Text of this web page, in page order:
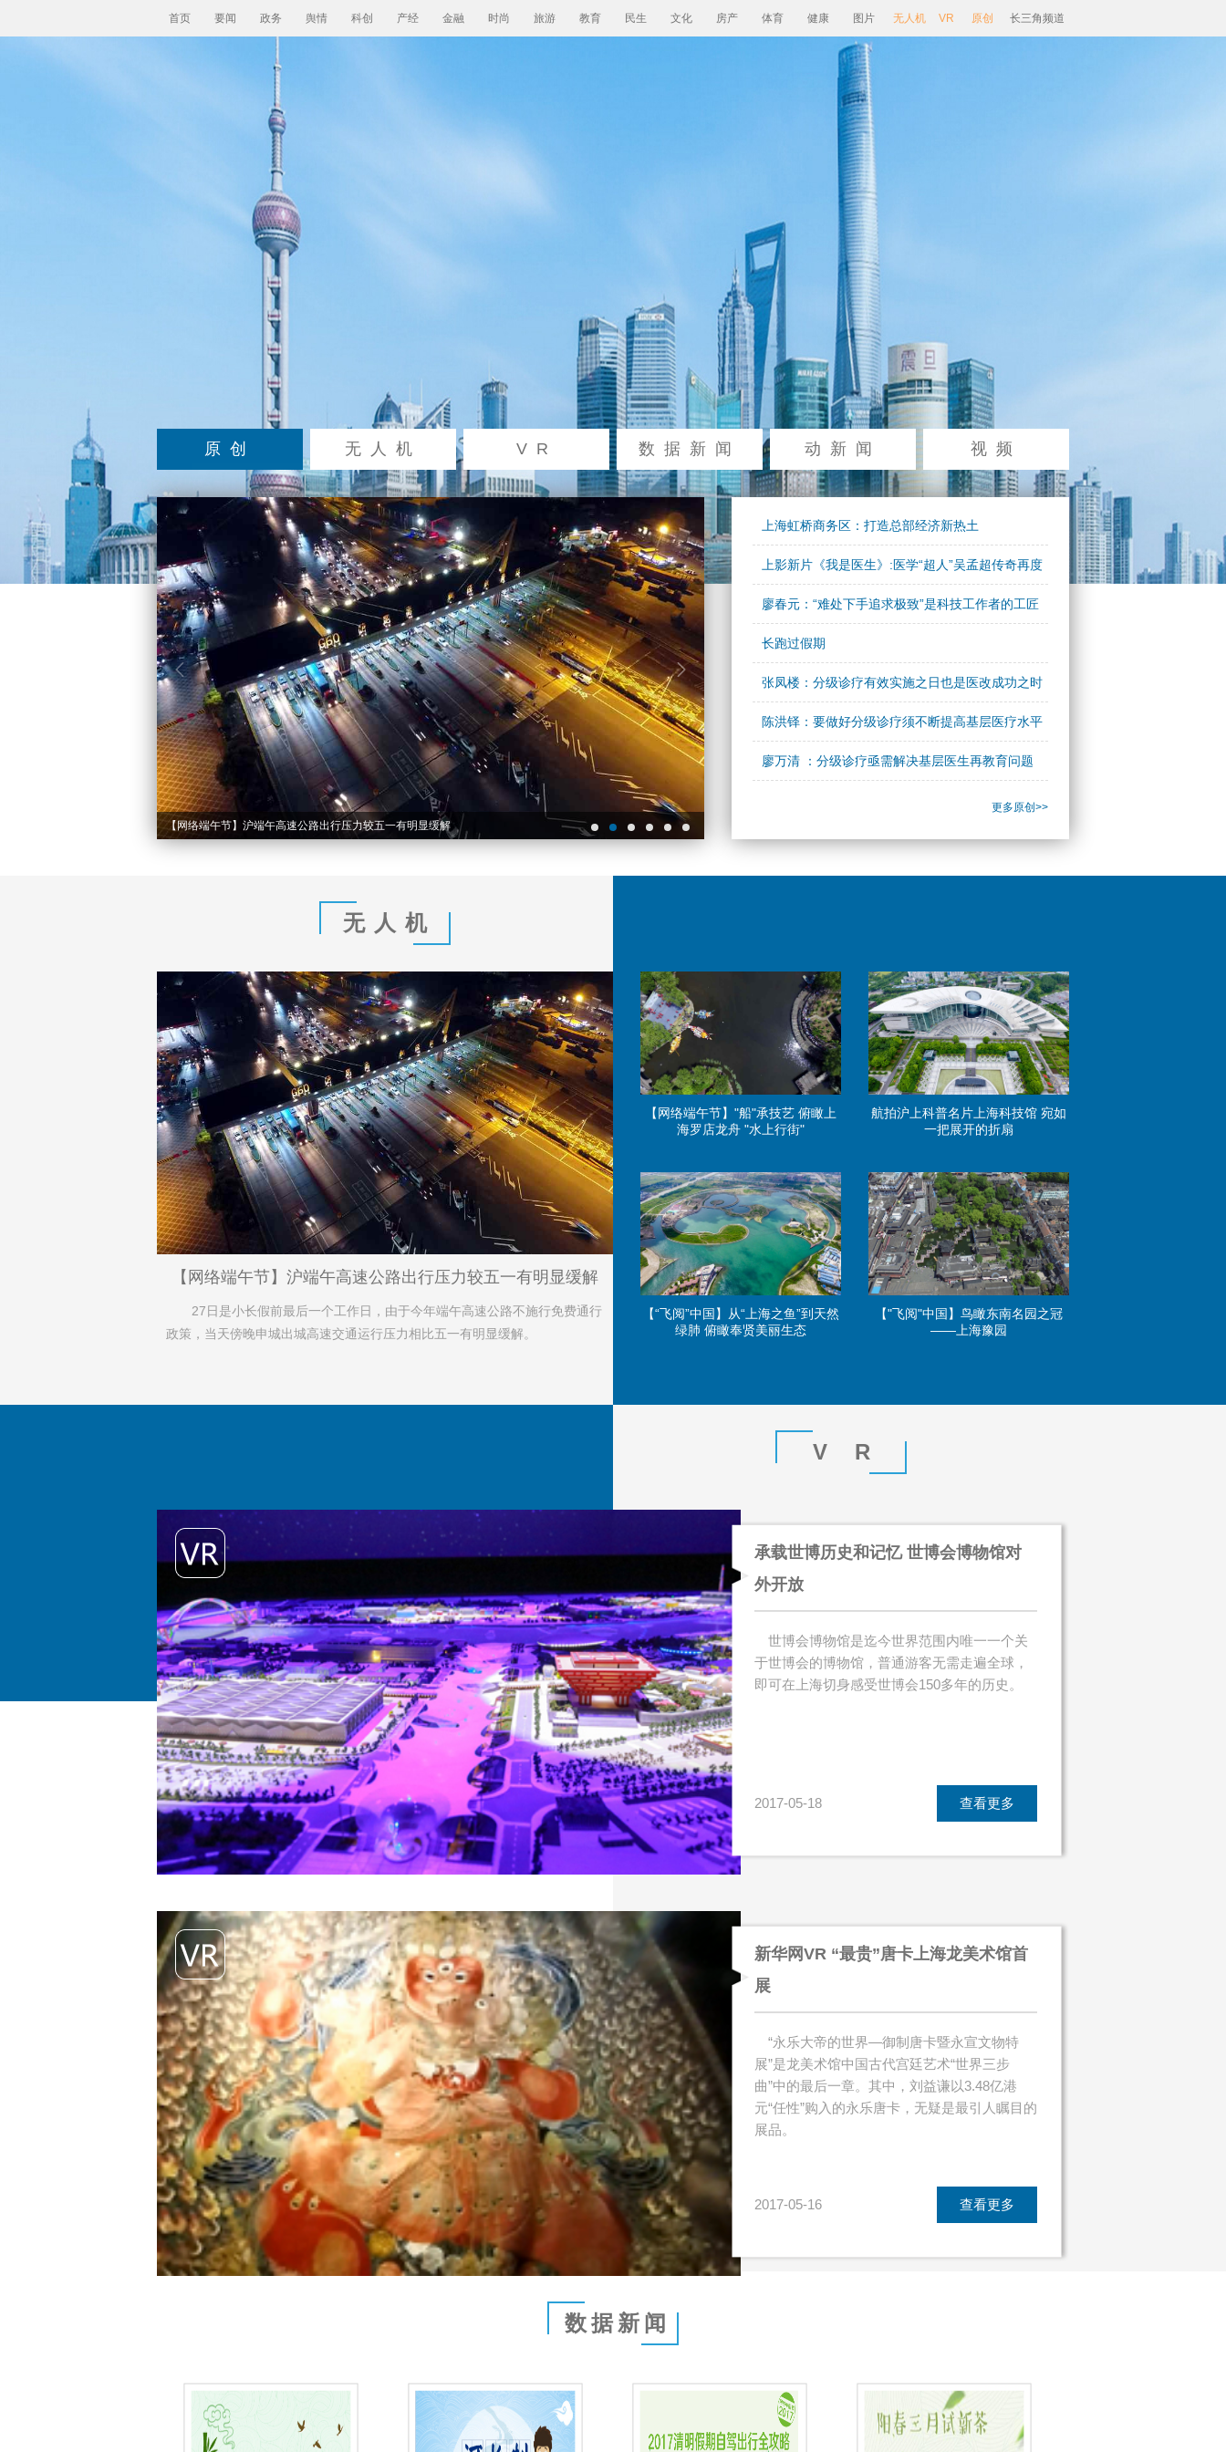
首页 要闻 政务 舆情 科创 产经 金融 时尚 旅游 教育 民生 文化 房产 体育 健康 图片 无人机 VR 原创 长三角频道
原创 无人机 VR 数据新闻 动新闻 视频
全国科技工作者日：听听“张江男们”怎样说？
next
上海虹桥商务区：打造总部经济新热土
上影新片《我是医生》:医学“超人”吴孟超传奇再度
搬上银幕
廖春元：“难处下手追求极致”是科技工作者的工匠
精神
长跑过假期
张凤楼：分级诊疗有效实施之日也是医改成功之时
陈洪铎：要做好分级诊疗须不断提高基层医疗水平
廖万清 ：分级诊疗亟需解决基层医生再教育问题
更多原创>>
无人机
【网络端午节】沪端午高速公路出行压力较五一有明显缓解
27日是小长假前最后一个工作日，由于今年端午高速公路不施行免费通行
政策，当天傍晚申城出城高速交通运行压力相比五一有明显缓解。
【网络端午节】"船"承技艺 俯瞰上
海罗店龙舟 "水上行街"
航拍沪上科普名片上海科技馆 宛如
一把展开的折扇
【“飞阅”中国】从“上海之鱼”到天然
绿肺 俯瞰奉贤美丽生态
【"飞阅"中国】鸟瞰东南名园之冠
——上海豫园
VR
承载世博历史和记忆 世博会博物馆对
外开放
世博会博物馆是迄今世界范围内唯一一个关
于世博会的博物馆，普通游客无需走遍全球，
即可在上海切身感受世博会150多年的历史。
2017-05-18 查看更多
新华网VR “最贵”唐卡上海龙美术馆首
展
“永乐大帝的世界—御制唐卡暨永宣文物特
展”是龙美术馆中国古代宫廷艺术“世界三步
曲”中的最后一章。其中，刘益谦以3.48亿港
元“任性”购入的永乐唐卡，无疑是最引人瞩目的
展品。
2017-05-16 查看更多
数据新闻